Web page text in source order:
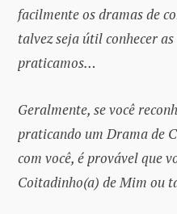
facilmente os dramas de
talvez seja útil conhecer
praticamos…
Geralmente, se você
praticando um Drama de
com você, é provável que
Coitadinho(a) de Mim ou